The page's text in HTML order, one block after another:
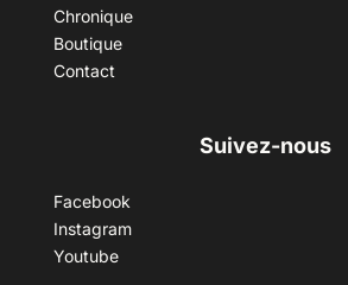
Chronique
Boutique
Contact
Suivez-nous
Facebook
Instagram
Youtube